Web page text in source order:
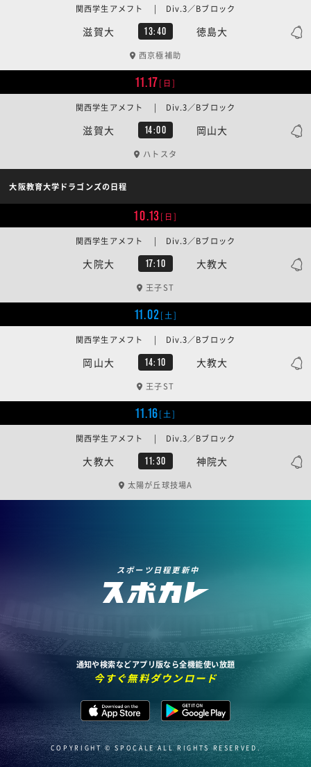
滋賀大 13:40 徳島大
関西学生アメフト | Div.3／Bブロック
西京極補助
11.17[日]
滋賀大 14:00 岡山大
関西学生アメフト | Div.3／Bブロック
ハトスタ
大阪教育大学ドラゴンズの日程
10.13[日]
大院大 17:10 大教大
関西学生アメフト | Div.3／Bブロック
王子ST
11.02[土]
岡山大 14:10 大教大
関西学生アメフト | Div.3／Bブロック
王子ST
11.16[土]
大教大 11:30 神院大
関西学生アメフト | Div.3／Bブロック
太陽が丘球技場A
スポーツ日程更新中
通知や検索などアプリ版なら全機能使い放題
今すぐ無料ダウンロード
COPYRIGHT © SPOCALE ALL RIGHTS RESERVED.